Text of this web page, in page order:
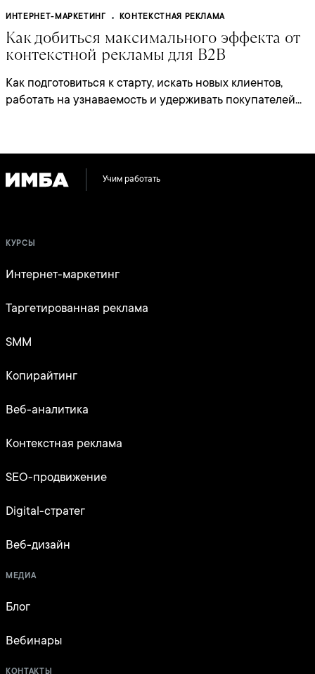
ИНТЕРНЕТ-МАРКЕТИНГ КОНТЕКСТНАЯ РЕКЛАМА
Как добиться максимального эффекта от
контекстной рекламы для B2B
Как подготовиться к старту, искать новых клиентов,
работать на узнаваемость и удерживать покупателей...
Учим работать
КУРСЫ
Интернет-маркетинг
Таргетированная реклама
SMM
Копирайтинг
Веб-аналитика
Контекстная реклама
SEO-продвижение
Digital-стратег
Веб-дизайн
МЕДИА
Блог
Вебинары
КОНТАКТЫ